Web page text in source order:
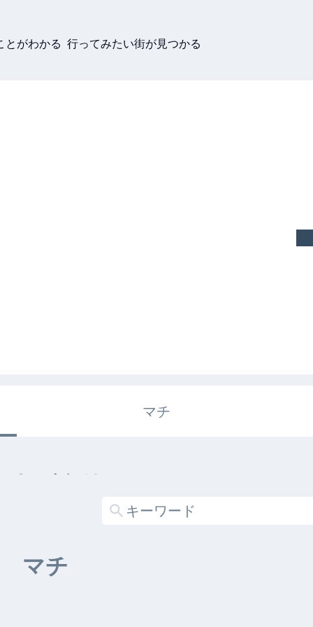
とがわかる 行ってみたい街が見つかる
マチ
キガタリ
マチ